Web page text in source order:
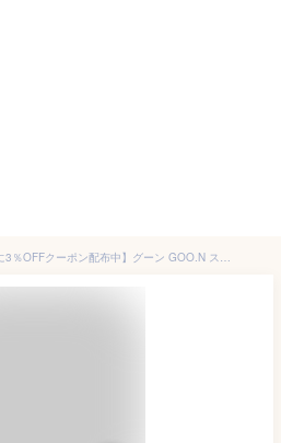
【店内商品3点以上でさらに3％OFFクーポン配布中】グーン GOO.N スイミングパンツ 水遊び用 4枚入 男女共用 ディズニーアロハデザイン プール 海 川 86308S【開封後返品交換不可】